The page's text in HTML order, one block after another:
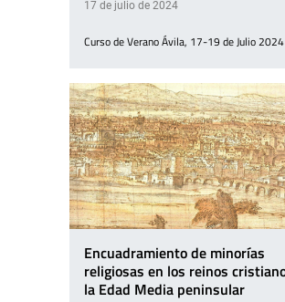
17 de julio de 2024
Curso de Verano Ávila, 17-19 de Julio 2024
Encuadramiento de minorías
religiosas en los reinos
la Edad Media peninsular